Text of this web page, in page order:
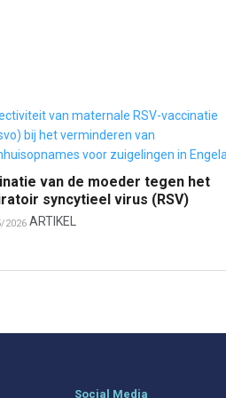
van de moeder tegen het
syncytieel virus (RSV)
2026 ARTIKEL
Social Media